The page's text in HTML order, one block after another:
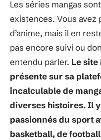
Les séries mangas
existences. Vous
d’anime, mais il en
pas encore suivi ou
entendu parler. Le
présente sur sa
incalculable de
diverses histoires. Il
passionnés du sport
basketball, de